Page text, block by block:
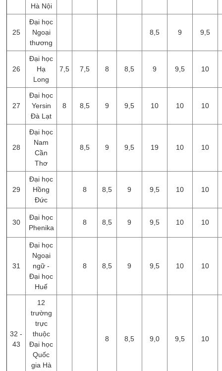
Hà Nội
25
Đại học
Ngoại
thương
8,5 9 9,5
26
Đại học
Hạ
Long
7,5 7,5 8 8,5 9 9,5 10
27
Đại học
Yersin
Đà Lạt
8 8,5 9 9,5 10 10 10
28
Đại học
Nam
Cần
Thơ
8,5 9 9,5 19 10 10
29
Đại học
Hồng
Đức
8 8,5 9 9,5 10 10
30
Đại học
Phenika
8 8,5 9 9,5 10 10
31
Đại học
Ngoại
ngữ -
Đại học
Huế
8 8,5 9 9,5 10 10
32 -
43
12
trường
trực
thuộc
Đại học
Quốc
gia Hà
8 8,5 9,0 9,5 10